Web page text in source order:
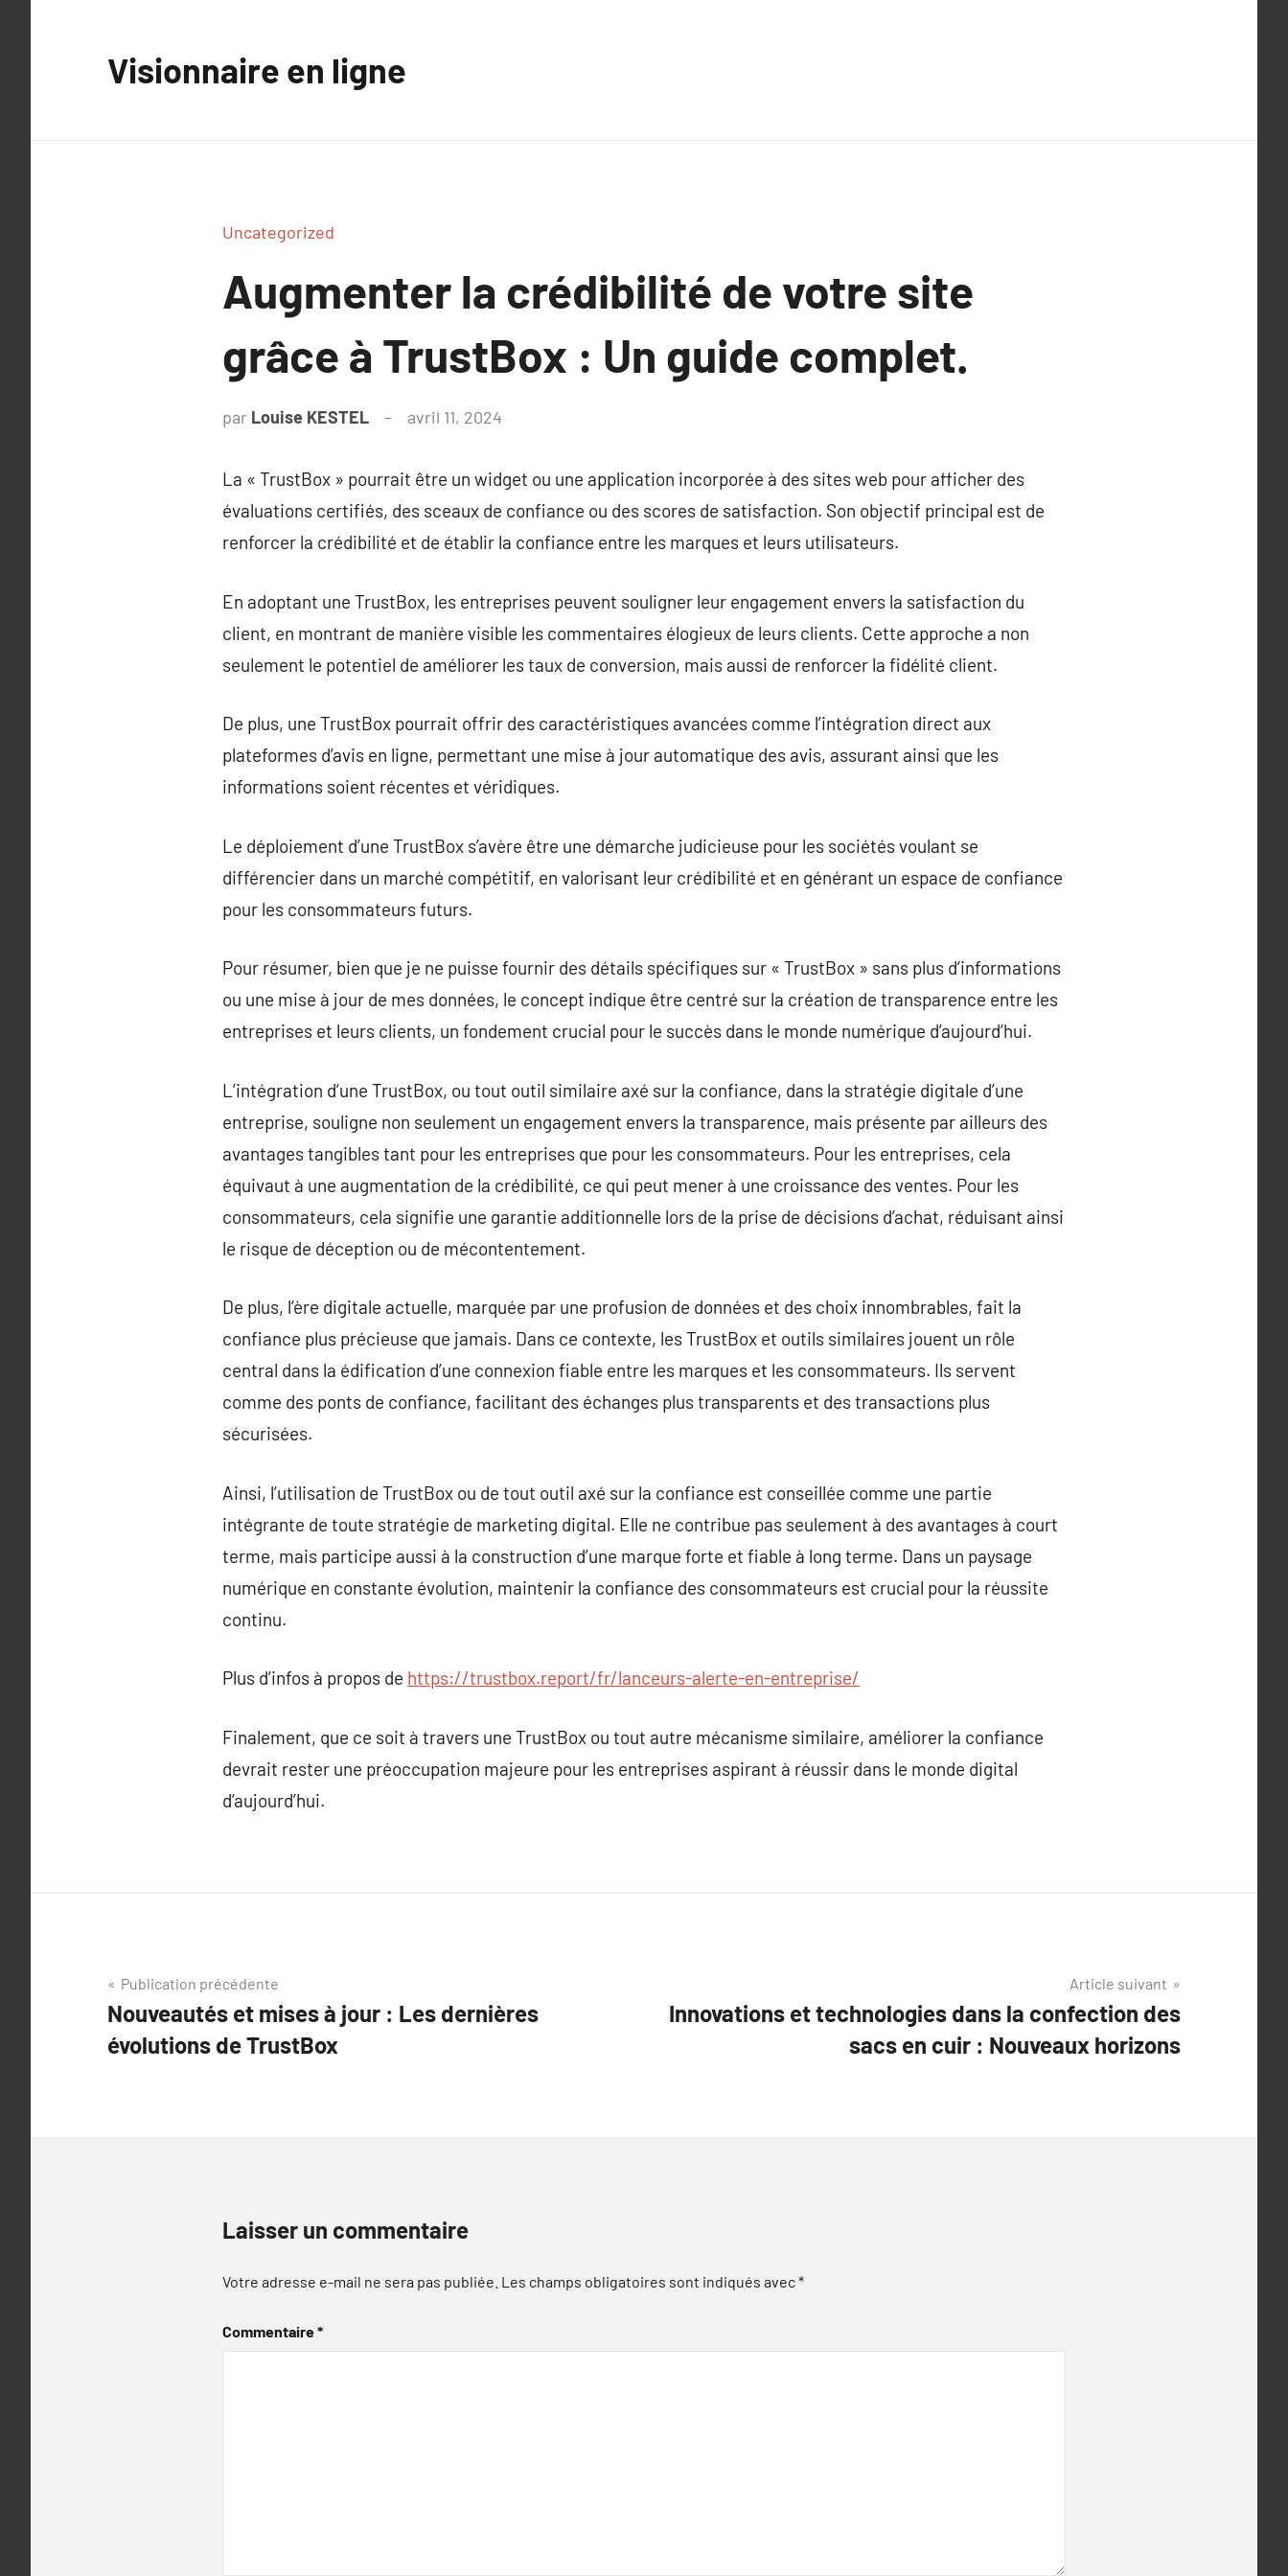
Visionnaire en ligne
Uncategorized
Augmenter la crédibilité de votre site
grâce à TrustBox : Un guide complet.
par Louise KESTEL avril 11, 2024
La « TrustBox » pourrait être un widget ou une application incorporée à des sites web pour afficher des
évaluations certifiés, des sceaux de confiance ou des scores de satisfaction. Son objectif principal est de
renforcer la crédibilité et de établir la confiance entre les marques et leurs utilisateurs.
En adoptant une TrustBox, les entreprises peuvent souligner leur engagement envers la satisfaction du
client, en montrant de manière visible les commentaires élogieux de leurs clients. Cette approche a non
seulement le potentiel de améliorer les taux de conversion, mais aussi de renforcer la fidélité client.
De plus, une TrustBox pourrait offrir des caractéristiques avancées comme l’intégration direct aux
plateformes d’avis en ligne, permettant une mise à jour automatique des avis, assurant ainsi que les
informations soient récentes et véridiques.
Le déploiement d’une TrustBox s’avère être une démarche judicieuse pour les sociétés voulant se
différencier dans un marché compétitif, en valorisant leur crédibilité et en générant un espace de confiance
pour les consommateurs futurs.
Pour résumer, bien que je ne puisse fournir des détails spécifiques sur « TrustBox » sans plus d’informations
ou une mise à jour de mes données, le concept indique être centré sur la création de transparence entre les
entreprises et leurs clients, un fondement crucial pour le succès dans le monde numérique d’aujourd’hui.
L’intégration d’une TrustBox, ou tout outil similaire axé sur la confiance, dans la stratégie digitale d’une
entreprise, souligne non seulement un engagement envers la transparence, mais présente par ailleurs des
avantages tangibles tant pour les entreprises que pour les consommateurs. Pour les entreprises, cela
équivaut à une augmentation de la crédibilité, ce qui peut mener à une croissance des ventes. Pour les
consommateurs, cela signifie une garantie additionnelle lors de la prise de décisions d’achat, réduisant ainsi
le risque de déception ou de mécontentement.
De plus, l’ère digitale actuelle, marquée par une profusion de données et des choix innombrables, fait la
confiance plus précieuse que jamais. Dans ce contexte, les TrustBox et outils similaires jouent un rôle
central dans la édification d’une connexion fiable entre les marques et les consommateurs. Ils servent
comme des ponts de confiance, facilitant des échanges plus transparents et des transactions plus
sécurisées.
Ainsi, l’utilisation de TrustBox ou de tout outil axé sur la confiance est conseillée comme une partie
intégrante de toute stratégie de marketing digital. Elle ne contribue pas seulement à des avantages à court
terme, mais participe aussi à la construction d’une marque forte et fiable à long terme. Dans un paysage
numérique en constante évolution, maintenir la confiance des consommateurs est crucial pour la réussite
continu.
Plus d’infos à propos de https://trustbox.report/fr/lanceurs-alerte-en-entreprise/
Finalement, que ce soit à travers une TrustBox ou tout autre mécanisme similaire, améliorer la confiance
devrait rester une préoccupation majeure pour les entreprises aspirant à réussir dans le monde digital
d’aujourd’hui.
Navigation
de
l’article
Publication précédente
Nouveautés et mises à jour : Les dernières
évolutions de TrustBox
Article suivant
Innovations et technologies dans la confection des
sacs en cuir : Nouveaux horizons
Laisser un commentaire
Votre adresse e-mail ne sera pas publiée. Les champs obligatoires sont indiqués avec*
Commentaire*